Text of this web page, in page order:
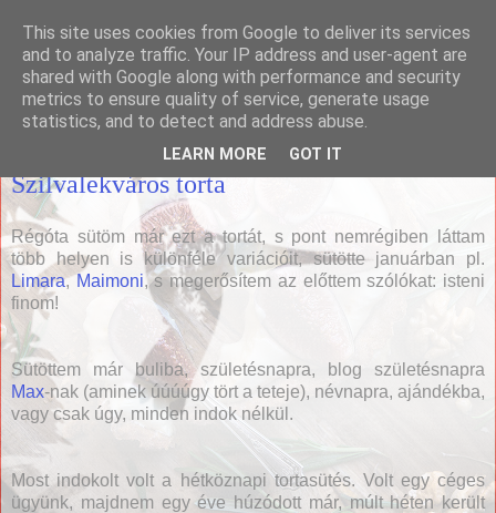
Házias konyha
Szilvalekváros torta
Régóta sütöm már ezt a tortát, s pont nemrégiben láttam
több helyen is különféle variációit, sütötte januárban pl.
Limara,Maimoni, s megerősítem az előttem szólókat: isteni
finom!
Sütöttem már buliba, születésnapra, blog születésnapra
Max-nak (aminek úúúúgy tört a teteje), névnapra, ajándékba,
vagy csak úgy, minden indok nélkül.
Most indokolt volt a hétköznapi tortasütés. Volt egy céges
ügyünk, majdnem egy éve húzódott már, múlt héten került
This site uses cookies from Google to deliver its services
and to analyze traffic. Your IP address and user-agent are
shared with Google along with performance and security
metrics to ensure quality of service, generate usage
statistics, and to detect and address abuse.
LEARN MORE GOT IT